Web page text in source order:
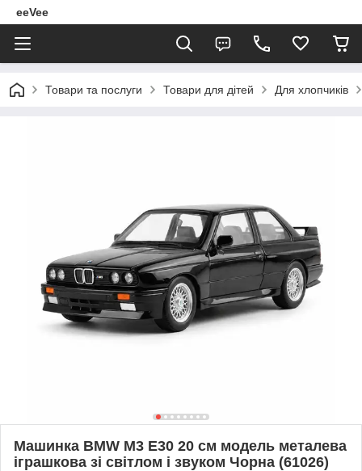
eeVee
Товари та послуги Товари для дітей Для хлопчиків
Машинка BMW M3 E30 20 см модель металева
іграшкова зі світлом і звуком Чорна (61026)